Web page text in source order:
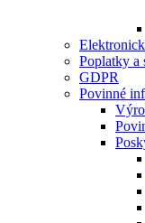
Poplatky a
GDPR
Povinné